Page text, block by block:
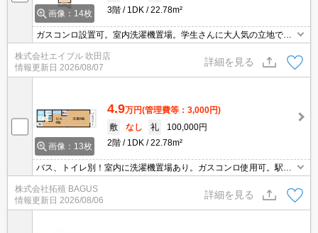
画像：14枚
3階
1DK 22.78m²
ガスコンロ設置可。室内洗濯機置場。学生さんに大人気の立地です
よ。
株式会社エイブル 吹田店
情報更新日 2026/08/07
詳細を見る
画像：13枚
4.9万円(管理費等：3,000円)
敷
なし 礼
100,000円
2階
1DK 22.78m²
バス、トイレ別！室内に洗濯機置場あり。ガスコンロ使用可。駅徒
歩圏内好立地です。
株式会社拓殖 BAGUS
情報更新日 2026/08/06
詳細を見る